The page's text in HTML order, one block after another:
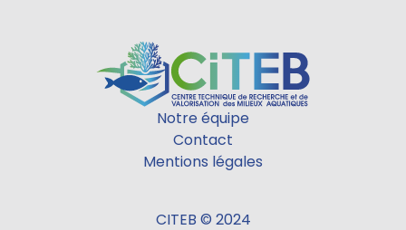
Notre équipe
Contact
Mentions légales
CITEB © 2024